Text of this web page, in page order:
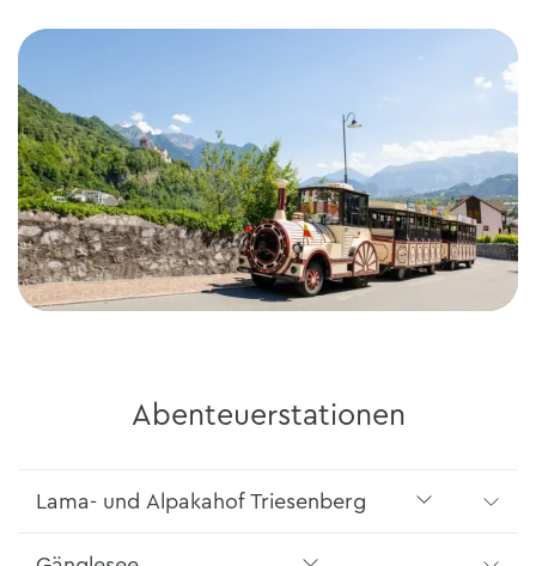
Abenteuerstationen
Lama- und Alpakahof Triesenberg